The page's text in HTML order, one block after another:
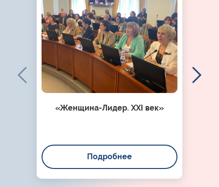
«Женщина-Лидер. XXI век»
Подробнее